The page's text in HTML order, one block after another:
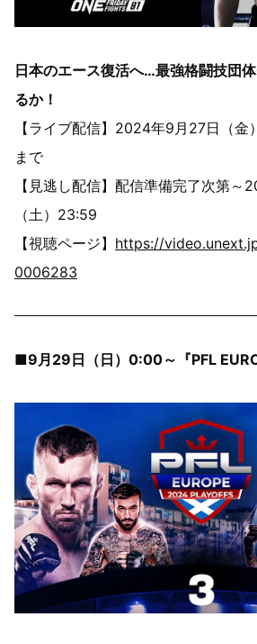
日本のエース復活へ…最強格闘技団
るか！
【ライブ配信】2024年9月27日（金
まで
【見逃し配信】配信準備完了次第～
（土）23:59
【視聴ページ】 https://
0006283
■9月29日（日）0:00～『PFL